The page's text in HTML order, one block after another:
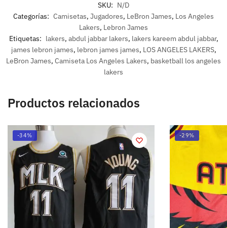
SKU: N/D
Categorías: Camisetas, Jugadores, LeBron James, Los Angeles
Lakers, Lebron James
Etiquetas: lakers, abdul jabbar lakers, lakers kareem abdul jabbar,
james lebron james, lebron james james, LOS ANGELES LAKERS,
LeBron James, Camiseta Los Angeles Lakers, basketball los angeles
lakers
Productos relacionados
-34% -29%